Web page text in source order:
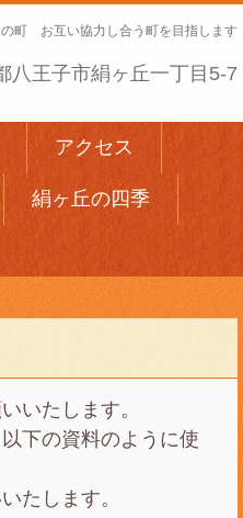
町 お互い協力し合う町を目指します
八王子市絹ヶ丘一丁目5-7
アクセス
絹ヶ丘の四季
いたします。
下の資料のように使
たします。